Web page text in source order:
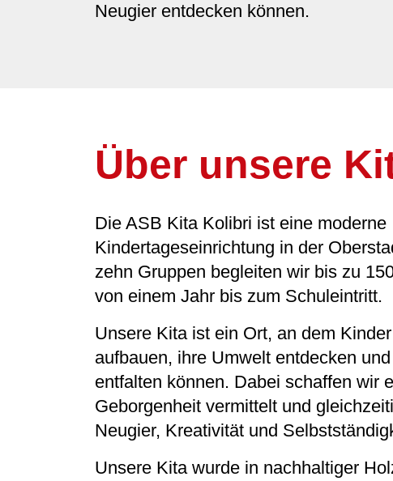
Neugier entdecken können.
Über unsere
Die ASB Kita Kolibri ist eine moderne
Kindertageseinrichtung in der
zehn Gruppen begleiten wir bis zu
von einem Jahr bis zum Schuleintritt.
Unsere Kita ist ein Ort, an dem
aufbauen, ihre Umwelt entdecken
entfalten können. Dabei schaffen wir
Geborgenheit vermittelt und
Neugier, Kreativität und
Unsere Kita wurde in nachhaltiger